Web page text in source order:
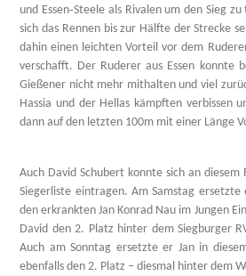
und Essen‑Steele als Rivalen um den Sieg
sich das Rennen bis zur Hälfte der Strecke
dahin einen leichten Vorteil vor dem
verschafft. Der Ruderer aus Essen konnte
Gießener nicht mehr mithalten und viel
Hassia und der Hellas kämpften verbissen
dann auf den letzten 100m mit einer Länge
Auch David Schubert konnte sich an
Siegerliste eintragen. Am Samstag
den erkrankten Jan Konrad Nau im Jungen
David den 2. Platz hinter dem Siegburger
Auch am Sonntag ersetzte er Jan in
ebenfalls den 2. Platz – diesmal hinter dem